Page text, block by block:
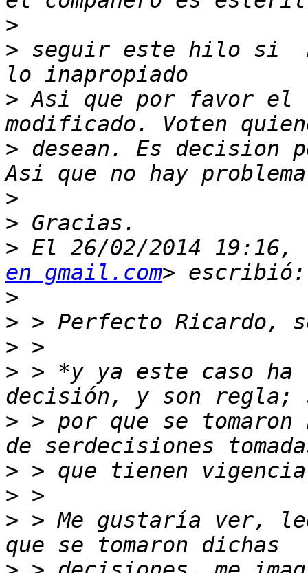
>
> seguir este hilo si
> Asi que por favor el
> desean. Es decision
>
>
> El 26/02/2014
en gmail.com
>
>
>
> > *y ya este caso ha
> > por que se tomaron
>
>
> > Me gustaría ver,